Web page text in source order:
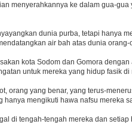
menyerahkannya ke dalam gua-
dunia purba, tetapi hanya
air bah atas dunia orang-
kota Sodom dan Gomora
untuk mereka yang hidup fasik
orang yang benar, yang terus-
hanya mengikuti hawa nafsu mereka
di tengah-tengah mereka dan